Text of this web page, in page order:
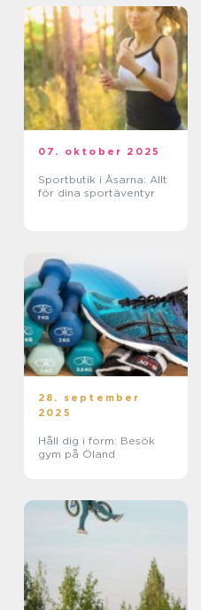
07. oktober 2025
Sportbutik i Åsarna: Allt
för dina sportäventyr
28. september
2025
Håll dig i form: Besök
gym på Öland